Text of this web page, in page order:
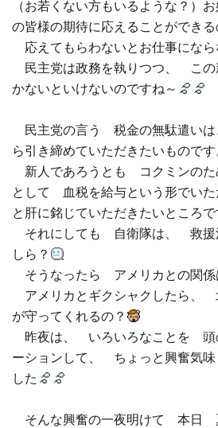
（お若くない方もいるような？）
の皆様の期待に応えることができ
応えてもらわないとお仕事にな
民主党は政務を執りつつ、 この
かないといけないのですね～
民主党の言う 税金の無駄遣い
ら引き締めていただきたいもので
新人であろうとも コクミンのた
として 血税を給与という形でい
と肝に銘じていただきたいところで
それにしても 自衛隊は、 救援
しら？
そうなったら アメリカとの関係
アメリカとギクシャクしたら、
が守ってくれるの？
昨夜は、 いろいろなことを 頭
ーションして、 ちょっと興奮気味
した
そんな興奮の一夜明けて 本日